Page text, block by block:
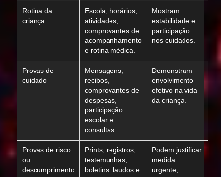
Rotina da
criança
Escola, horários,
atividades,
comprovantes de
acompanhamento
e rotina médica.
Mostram
estabilidade e
participação
nos cuidados.
Provas de
cuidado
Mensagens,
recibos,
comprovantes de
despesas,
participação
escolar e
consultas.
Demonstram
envolvimento
efetivo na vida
da criança.
Provas de risco
ou
descumprimento
Prints, registros,
testemunhas,
boletins, laudos e
Podem justificar
medida
urgente,